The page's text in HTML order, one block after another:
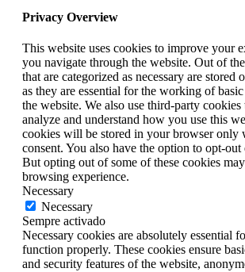
Privacy Overview
This website uses cookies to improve your
you navigate through the website. Out of
that are categorized as necessary are stored
as they are essential for the working of
the website. We also use third-party cookies
analyze and understand how you use this
cookies will be stored in your browser only
consent. You also have the option to opt-out
But opting out of some of these cookies
browsing experience.
Necessary
Necessary
Sempre activado
Necessary cookies are absolutely essential
function properly. These cookies ensure
and security features of the website,